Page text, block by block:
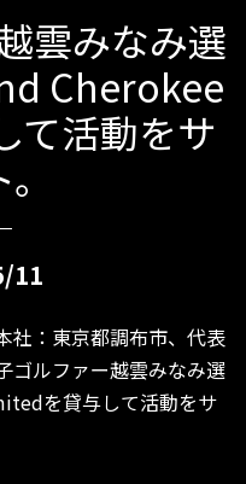
雲みなみ選
Cherokee
て活動をサ
11
社：東京都調布市、代表
ルファー越雲みなみ選
を貸与して活動をサ